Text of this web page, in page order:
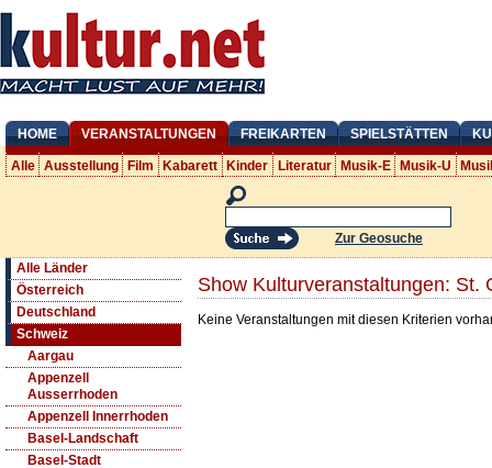
HOME VERANSTALTUNGEN FREIKARTEN SPIELSTÄTTEN
Alle Ausstellung Film Kabarett Kinder Literatur Musik-E Musik-U
Zur Geosuche
Alle Länder
Österreich
Deutschland
Schweiz
Aargau
Appenzell
Ausserrhoden
Appenzell Innerrhoden
Basel-Landschaft
Basel-Stadt
Show Kulturveranstaltungen: St.
Keine Veranstaltungen mit diesen Kriterien